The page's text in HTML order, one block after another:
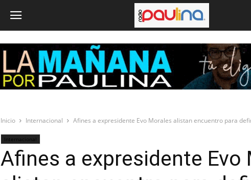
Inicio Internacional Afines a expresidente Evo Morales alistan encuentro para
Internacional
Afines a expresidente Evo